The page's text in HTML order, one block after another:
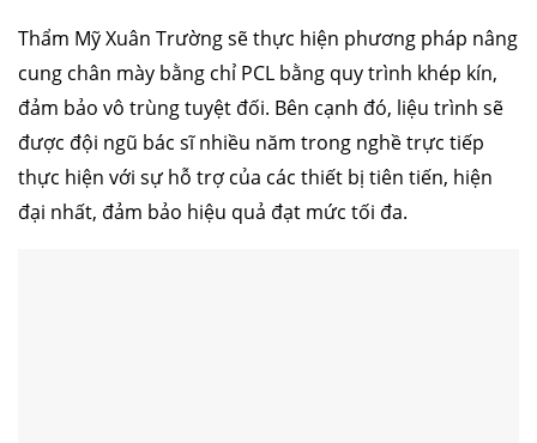
Thẩm Mỹ Xuân Trường sẽ thực hiện phương pháp nâng
cung chân mày bằng chỉ PCL bằng quy trình khép kín,
đảm bảo vô trùng tuyệt đối. Bên cạnh đó, liệu trình sẽ
được đội ngũ bác sĩ nhiều năm trong nghề trực tiếp
thực hiện với sự hỗ trợ của các thiết bị tiên tiến, hiện
đại nhất, đảm bảo hiệu quả đạt mức tối đa.